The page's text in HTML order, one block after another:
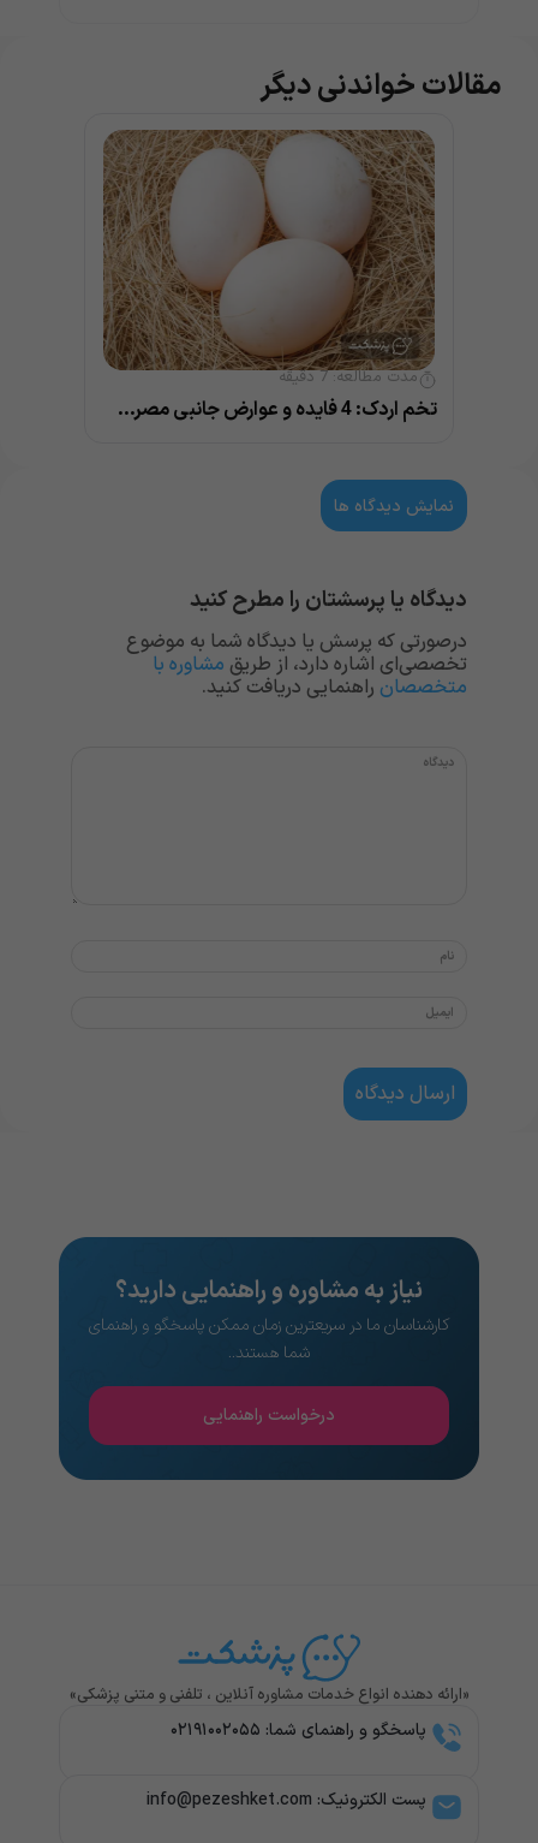
مقالات خواندنی دیگر
مدت مطالعه:7 دقیقه
تخم اردک: 4 فایده و عوارض جانبی مصرف آن
نمایش دیدگاه ها
دیدگاه یا پرسشتان را مطرح کنید
درصورتی که پرسش یا دیدگاه شما به موضوع
تخصصی‌ای اشاره دارد، از طریق مشاوره با
متخصصان راهنمایی دریافت کنید.
نیاز به مشاوره و راهنمایی دارید؟
کارشناسان ما در سریعترین زمان ممکن پاسخگو و راهنمای
شما هستند..
درخواست راهنمایی
«ارائه دهنده انواع خدمات مشاوره آنلاین ، تلفنی و متنی پزشکی»
پاسخگو و راهنمای شما: ۰۲۱۹۱۰۰۲۰۵۵
پست الکترونیک: info@pezeshket.com​